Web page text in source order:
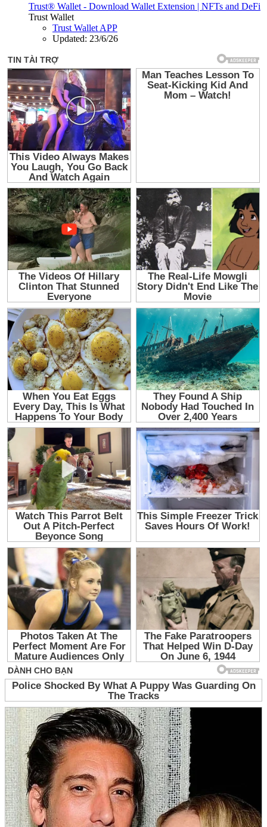
Trust® Wallet - Download Wallet Extension | NFTs and DeFi
Trust Wallet
Trust Wallet APP
Updated: 23/6/26